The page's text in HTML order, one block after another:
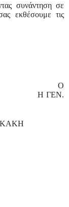
συνάντηση σε
εκθέσουμε τις
Ο
Η ΓΕΝ.